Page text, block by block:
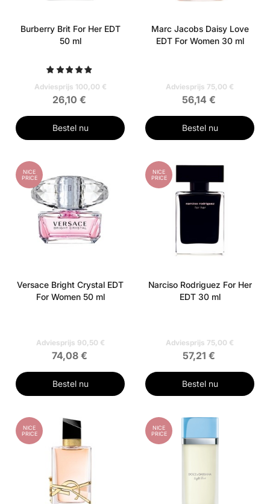
Burberry Brit For Her EDT
50 ml
Adviesprijs 100,00 €
26,10 €
Bestel nu
Marc Jacobs Daisy Love
EDT For Women 30 ml
Adviesprijs 75,00 €
56,14 €
Bestel nu
NICE
PRICE
Versace Bright Crystal EDT
For Women 50 ml
Adviesprijs 90,50 €
74,08 €
Bestel nu
NICE
PRICE
Narciso Rodriguez For Her
EDT 30 ml
Adviesprijs 75,00 €
57,21 €
Bestel nu
NICE
PRICE
NICE
PRICE